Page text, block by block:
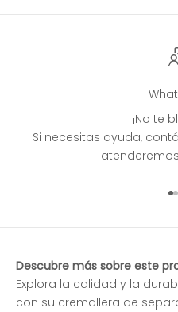
¡No te
Si necesitas ayuda,
Ir
Descubre más sobre este
Explora la calidad y la
con su cremallera de